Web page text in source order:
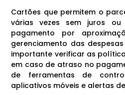
Cartões que permitem o
várias vezes sem juros
pagamento por
gerenciamento das
importante verificar as
em caso de atraso no
de ferramentas de
aplicativos móveis e alertas